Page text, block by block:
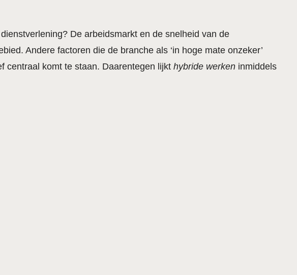
De arbeidsmarkt en de snelheid van de
. Andere factoren die de branche als ‘in hoge mate onzeker’
centraal komt te staan. Daarentegen lijkt hybride werken inmiddels